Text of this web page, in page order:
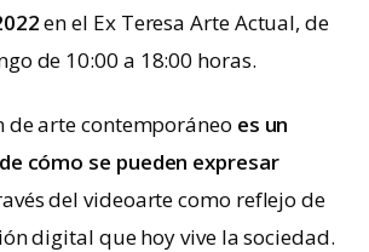
en el Ex Teresa Arte Actual, de
de 10:00 a 18:00 horas.
de arte contemporáneo es un
cómo se pueden expresar
del videoarte como reflejo de
digital que hoy vive la sociedad.